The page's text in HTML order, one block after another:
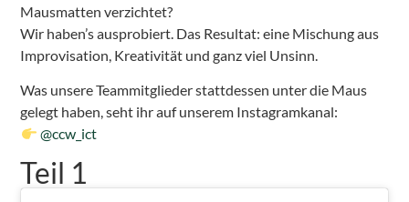
Mausmatten verzichtet?
Wir haben’s ausprobiert. Das Resultat: eine Mischung aus
Improvisation, Kreativität und ganz viel Unsinn.
Was unsere Teammitglieder stattdessen unter die Maus
gelegt haben, seht ihr auf unserem Instagramkanal:
@ccw_ict
Teil 1